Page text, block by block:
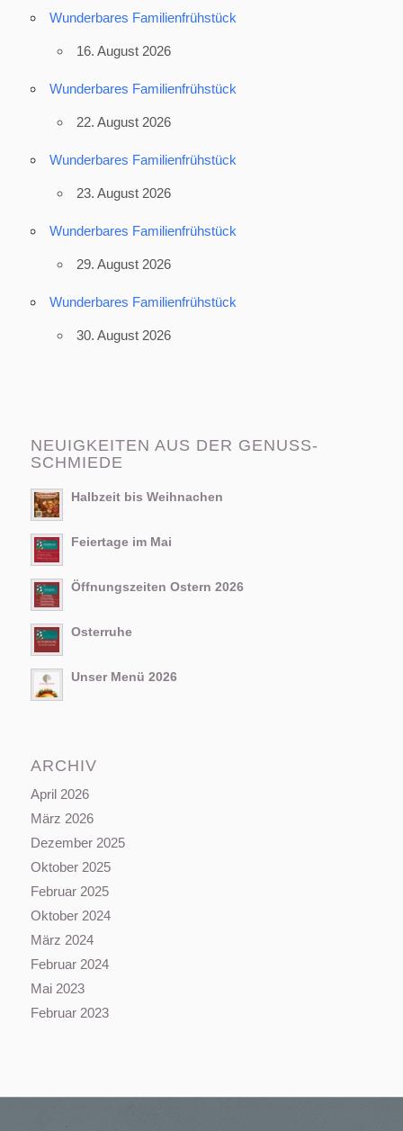
Wunderbares Familienfrühstück
16. August 2026
Wunderbares Familienfrühstück
22. August 2026
Wunderbares Familienfrühstück
23. August 2026
Wunderbares Familienfrühstück
29. August 2026
Wunderbares Familienfrühstück
30. August 2026
NEUIGKEITEN AUS DER GENUSS-
SCHMIEDE
Halbzeit bis Weihnachen
Feiertage im Mai
Öffnungszeiten Ostern 2026
Osterruhe
Unser Menü 2026
ARCHIV
April 2026
März 2026
Dezember 2025
Oktober 2025
Februar 2025
Oktober 2024
März 2024
Februar 2024
Mai 2023
Februar 2023